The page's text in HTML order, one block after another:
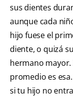
sus dientes
aunque cada
hijo fuese el
diente, o quizá
hermano mayor.
promedio es
si tu hijo no